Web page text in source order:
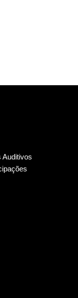
Auditivos